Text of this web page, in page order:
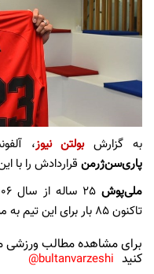
به گزارشبولتن نیوز،
پاری‌سن‌ژرمن قراردادش را با این
ملی‌پوش
تاکنون 85 بار برای این تیم به میدان رفته است.
برای مشاهده مطالب ورزشی
کنید bultanvarzeshi@